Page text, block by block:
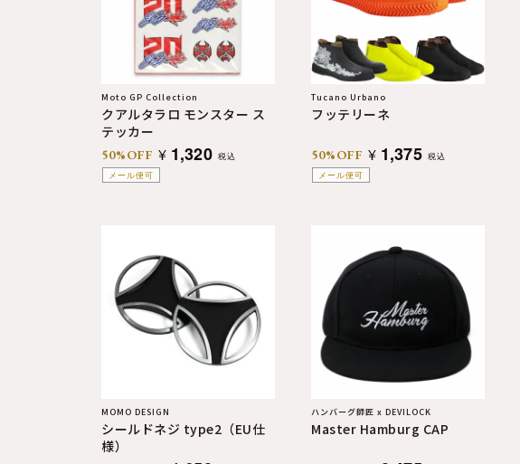
メール便可
Moto GP Collection
クアルタラロ モンスター ス
テッカー
50%OFF ¥ 1,320 税込
メール便可
Tucano Urbano
フッテリーネ
50%OFF ¥ 1,375 税込
MOMO DESIGN
シールドネジ type2（EU仕
様）
ハンバーグ師匠 x DEVILOCK
Master Hamburg CAP